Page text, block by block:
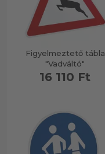
Figyelmeztető tábla
"Vadváltó"
16 110 Ft